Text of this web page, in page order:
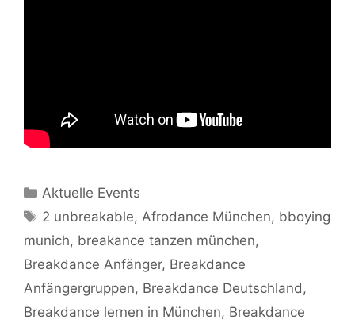
Kategorien
Aktuelle Events
Schlagwörter
2 unbreakable, Afrodance München, bboying
munich, breakance tanzen münchen,
Breakdance Anfänger, Breakdance
Anfängergruppen, Breakdance Deutschland ,
Breakdance lernen in München, Breakdance